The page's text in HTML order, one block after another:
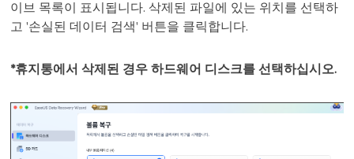
이브 목록이 표시됩니다. 삭제된 파일에 있는 위치를 선택하
고 '손실된 데이터 검색' 버튼을 클릭합니다.
*휴지통에서 삭제된 경우 하드웨어 디스크를 선택하십시오.